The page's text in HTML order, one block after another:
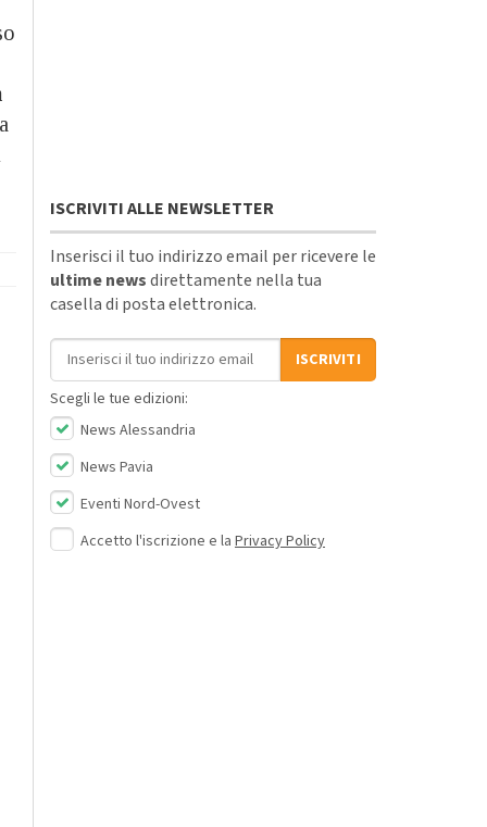
ISCRIVITI ALLE NEWSLETTER
Inserisci il tuo indirizzo email per ricevere le
ultime newsdirettamente nella tua
casella di posta elettronica.
Indirizzo email
ISCRIVITI
Scegli le tue edizioni:
News Alessandria
News Pavia
Eventi Nord-Ovest
Accetto l'iscrizione e la Privacy Policy